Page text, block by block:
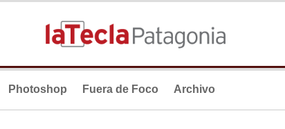
Photoshop Fuera de Foco Archivo